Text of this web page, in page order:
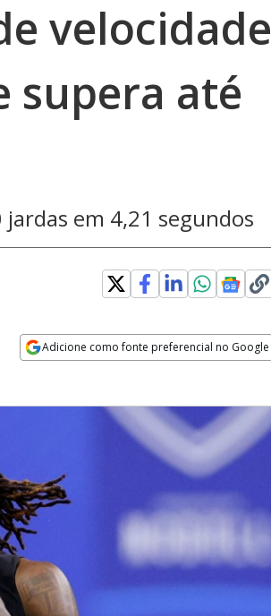
velocidade
supera até
em 4,21 segundos
Adicione como fonte preferencial no Google